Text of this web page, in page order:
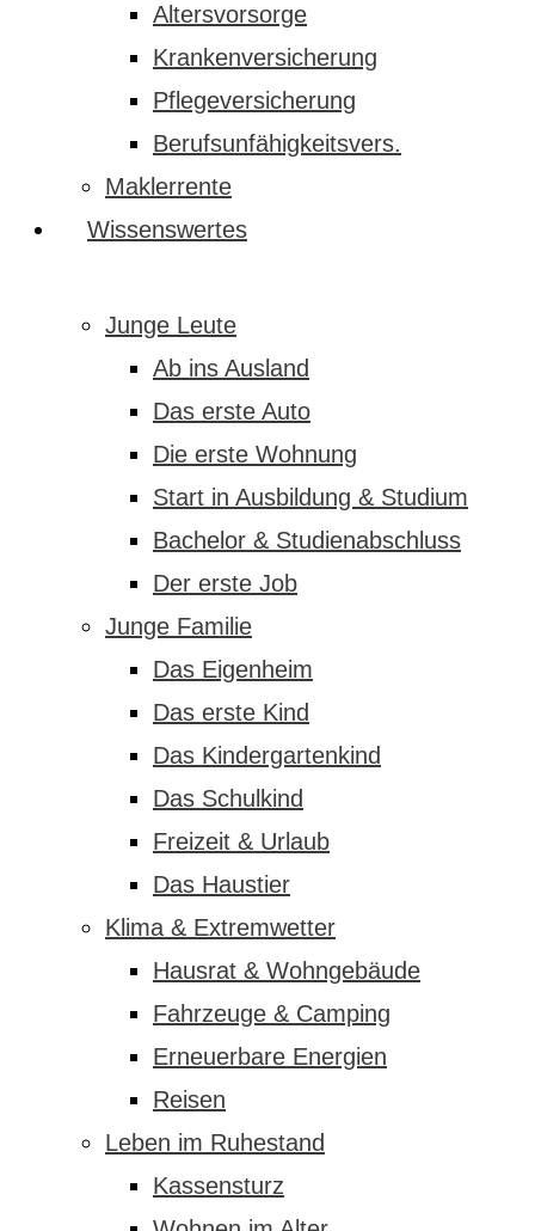
Altersvorsorge
Krankenversicherung
Pflegeversicherung
Berufsunfähigkeitsvers.
Maklerrente
Wissenswertes
Junge Leute
Ab ins Ausland
Das erste Auto
Die erste Wohnung
Start in Ausbildung & Studium
Bachelor & Studienabschluss
Der erste Job
Junge Familie
Das Eigenheim
Das erste Kind
Das Kindergartenkind
Das Schulkind
Freizeit & Urlaub
Das Haustier
Klima & Extremwetter
Hausrat & Wohngebäude
Fahrzeuge & Camping
Erneuerbare Energien
Reisen
Leben im Ruhestand
Kassensturz